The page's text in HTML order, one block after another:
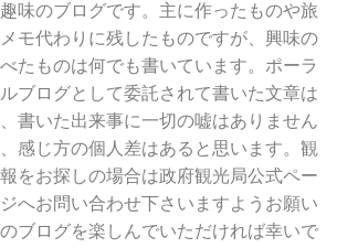
味のブログです。主に作ったものや旅
モ代わりに残したものですが、興味の
たものは何でも書いています。ポーラ
ブログとして委託されて書いた文章は
書いた出来事に一切の嘘はありません
感じ方の個人差はあると思います。観
をお探しの場合は政府観光局公式ペー
へお問い合わせ下さいますようお願い
ブログを楽しんでいただければ幸いで